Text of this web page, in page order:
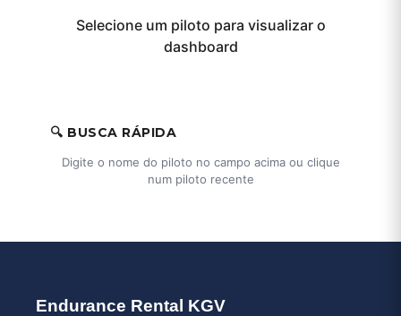
Selecione um piloto para visualizar o
dashboard
🔍 BUSCA RÁPIDA
Digite o nome do piloto no campo acima ou clique
num piloto recente
Endurance Rental KGV